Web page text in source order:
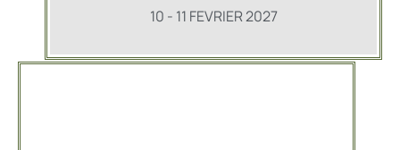
10 - 11 FEVRIER 2027